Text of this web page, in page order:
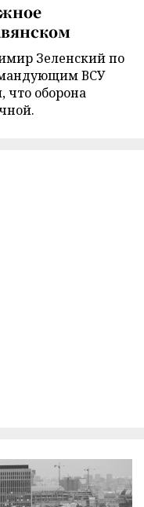
Зеленский по
ВСУ
оборона